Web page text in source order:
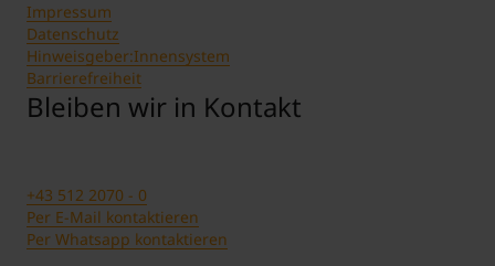
Impressum
Datenschutz
Hinweisgeber:Innensystem
Barrierefreiheit
Bleiben wir in Kontakt
+43 512 2070 - 0
Per E-Mail kontaktieren
Per Whatsapp kontaktieren